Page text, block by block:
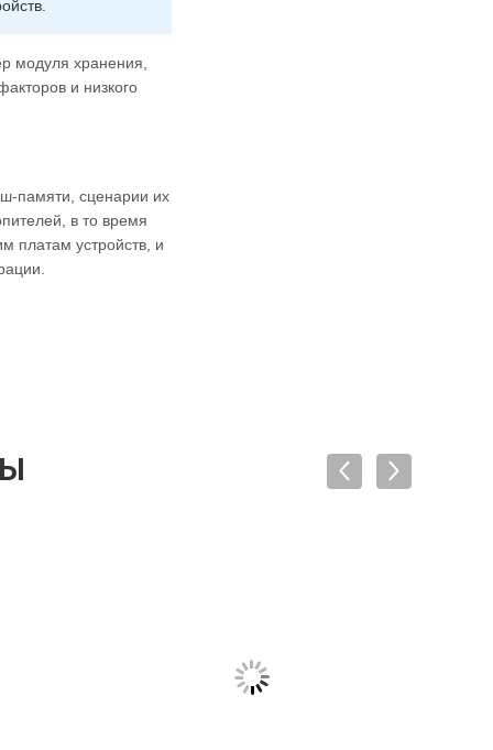
модуля хранения,
и низкого
памяти, сценарии их
в то время
платам устройств, и